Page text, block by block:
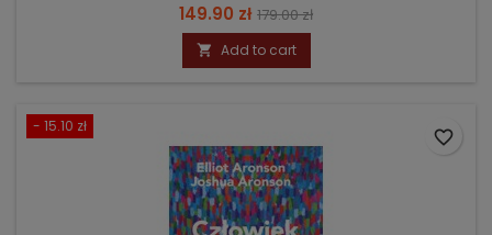
Price
149.90 zł Regular
price
179.00 zł
 Add to cart
- 15.10 zł
favorite_border